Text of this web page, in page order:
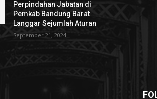
Perpindahan Jabatan di
Pemkab Bandung Barat
Langgar Sejumlah Aturan
September 21, 2024